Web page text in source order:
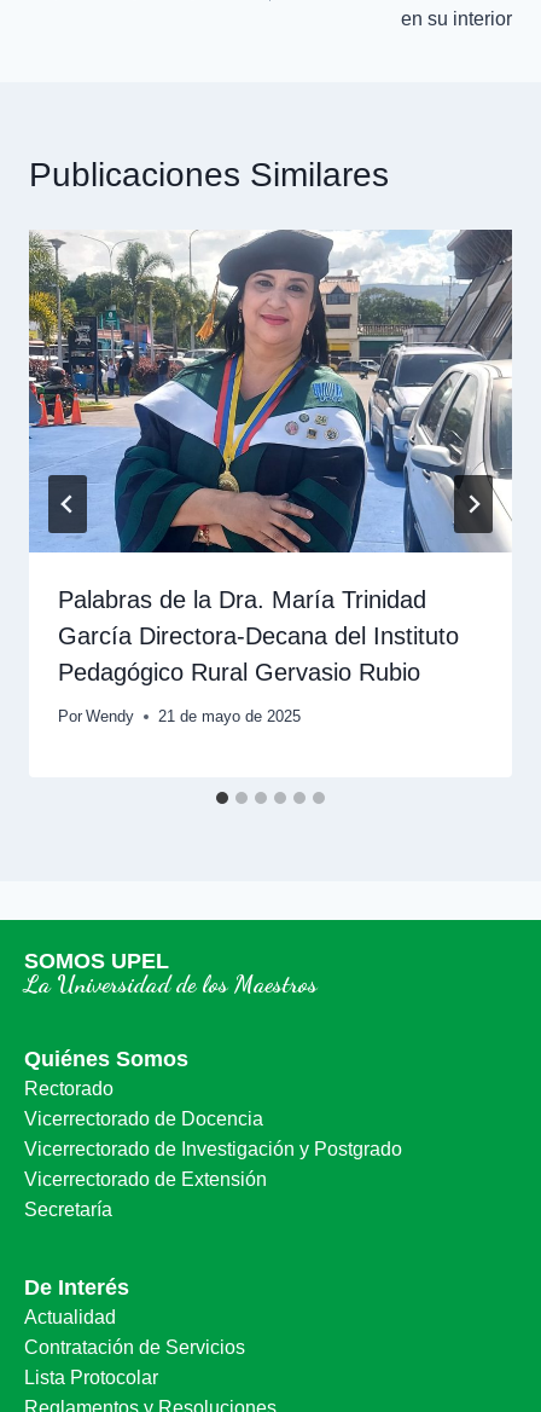
en su interior
Publicaciones Similares
Palabras de la Dra. María Trinidad
García Directora-Decana del Instituto
Pedagógico Rural Gervasio Rubio
Por Wendy 21 de mayo de 2025
SOMOS UPEL
La Universidad de los Maestros
Quiénes Somos
Rectorado
Vicerrectorado de Docencia
Vicerrectorado de Investigación y Postgrado
Vicerrectorado de Extensión
Secretaría
De Interés
Actualidad
Contratación de Servicios
Lista Protocolar